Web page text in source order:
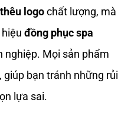
logochất lượng, mà
đồng phục spa
nghiệp. Mọi sản phẩm
bạn tránh những rủi
lựa sai.